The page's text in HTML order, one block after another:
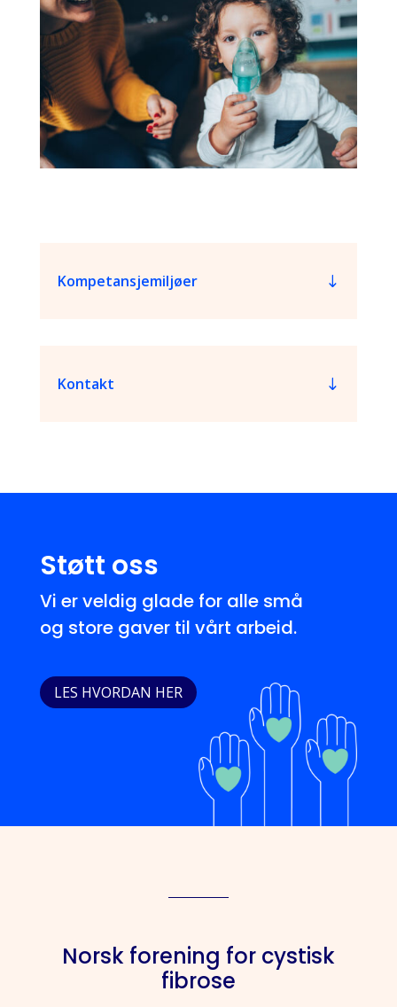
Kompetansjemiljøer
Kontakt
Støtt oss
Vi er veldig glade for alle små
og store gaver til vårt arbeid.
LES HVORDAN HER
Norsk forening for cystisk
fibrose